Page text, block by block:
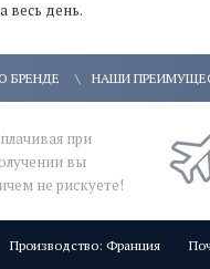
весь день.
О БРЕНДЕ НАШИ
при
вы
не рискуете!
Производство: Франция